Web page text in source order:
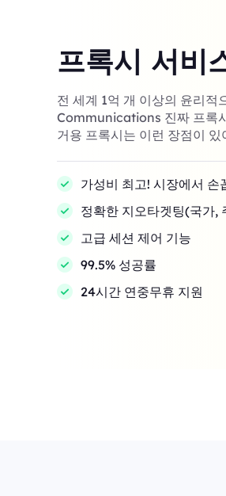
프록시 서비
전 세계 1억 개 이상의 윤리
Communications 진짜 프록
거용 프록시는 이런 장점이 있
가성비 최고! 시장에서 손
정확한 지오타겟팅(국가,
고급 세션 제어 기능
99.5% 성공률
24시간 연중무휴 지원